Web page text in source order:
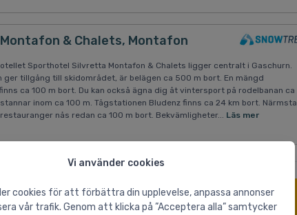
Vi använder cookies
cookies för att förbättra din upplevelse, anpassa annonser
vår trafik. Genom att klicka på ”Acceptera alla” samtycker
& Chalets, Montafon
Sporthotel Silvretta Montafon & Chalets ligger centralt i Gaschurn.
ger tillgång till skidområdet, är belägen ca 500 m bort. En mängd
ca 100 m bort. Du kan också ägna dig åt vintersport på rodelbanan ca
inom ca 100 m. Tågstationen Bludenz finns ca 24 km bort. Närmsta
nås redan ca 100 m bort. Bekvämligheter... Läs mer